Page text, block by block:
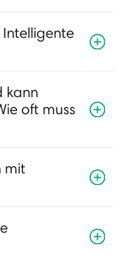
Intelligente
kann
oft muss
mit